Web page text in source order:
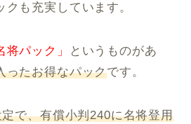
も充実しています。
将パック」
というものがあ
ったお得なパックです。
で、有償小判240に名将登用